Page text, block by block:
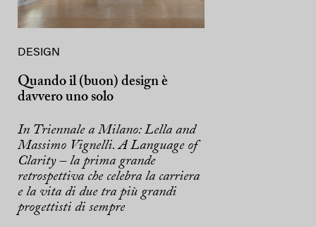
DESIGN
Quando il (buon) design è
davvero uno solo
In Triennale a Milano: Lella and
Massimo Vignelli. A Language of
Clarity – la prima grande
retrospettiva che celebra la carriera
e la vita di due tra più grandi
progettisti di sempre